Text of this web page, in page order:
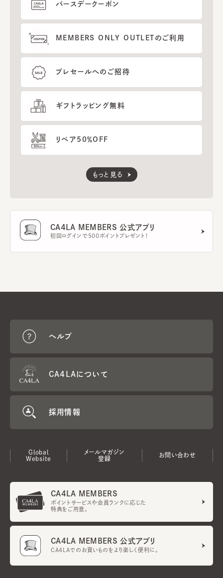
バースデークーポン
MEMBERS ONLY OUTLETのご利用
プレセールへのご招待
ギフトラッピング無料
リペア50％OFF
もっと見る
CA4LA MEMBERS 公式アプリ
初回ログインで500ポイントプレゼント！
ヘルプ
CA4LAについて
採用情報
Global
Website
メールマガジン
登録
お問い合わせ
CA4LA MEMBERS
ポイントサービスや会員ランクに応じた
特典をご用意。
CA4LA MEMBERS 公式アプリ
CA4LAでのお買いものをより楽しく便利に。